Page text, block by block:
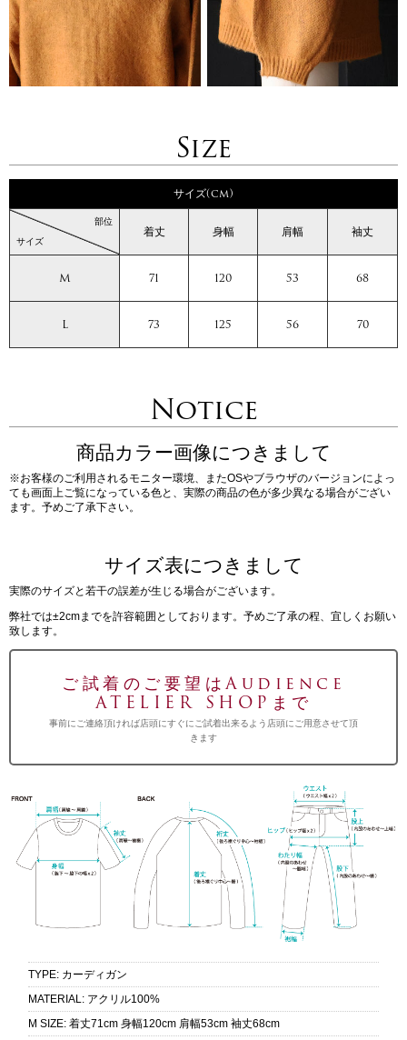
Size
サイズ(cm)
サイズ
部位
着丈 身幅 肩幅 袖丈
M 71 120 53 68
L 73 125 56 70
Notice
商品カラー画像につきまして
※お客様のご利用されるモニター環境、またOSやブラウザのバージョンによっ
ても画面上ご覧になっている色と、実際の商品の色が多少異なる場合がござい
ます。予めご了承下さい。
サイズ表につきまして
実際のサイズと若干の誤差が生じる場合がございます。
弊社では±2cmまでを許容範囲としております。予めご了承の程、宜しくお願い
致します。
ご試着のご要望はAudience
ATELIER SHOPまで
事前にご連絡頂ければ店頭にすぐにご試着出来るよう店頭にご用意させて頂
きます
TYPE: カーディガン
MATERIAL : アクリル100%
M SIZE: 着丈71cm 身幅120cm 肩幅53cm 袖丈68cm